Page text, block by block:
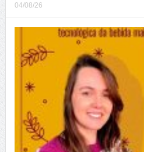
04/08/26